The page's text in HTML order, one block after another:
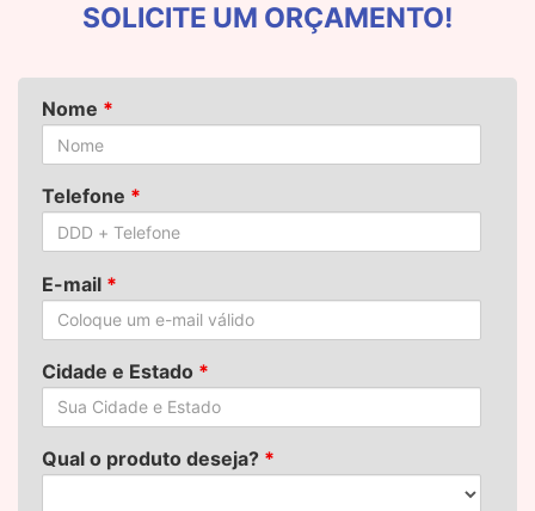
SOLICITE UM ORÇAMENTO!
Nome *
Telefone *
E-mail *
Cidade e Estado *
Qual o produto deseja? *